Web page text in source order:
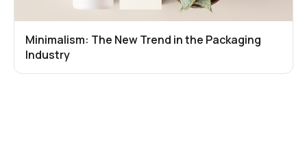
Minimalism: The New Trend in the Packaging
Industry